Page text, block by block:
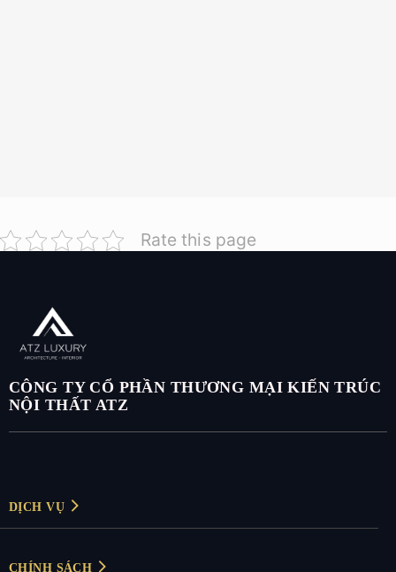
Rate this page
CÔNG TY CỔ PHẦN THƯƠNG MẠI KIẾN TRÚC
NỘI THẤT ATZ
DỊCH VỤ
CHÍNH SÁCH